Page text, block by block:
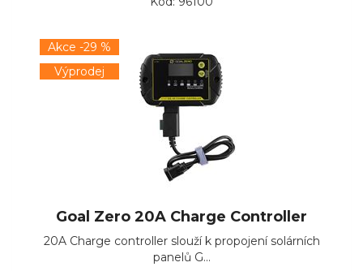
Akce -29 %
Výprodej
Goal Zero 20A Charge Controller
20A Charge controller slouží k propojení solárních
panelů G...